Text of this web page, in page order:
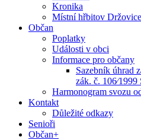
Kronika
Místní hřbitov Držovice
Občan
Poplatky
Události v obci
Informace pro občany
Sazebník úhrad
zák. č. 106⁄1999
Harmonogram svozu
Kontakt
Důležité odkazy
Senioři
Občan+